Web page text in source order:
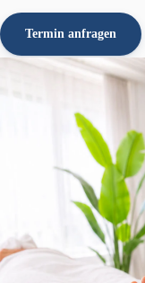
Termin anfragen